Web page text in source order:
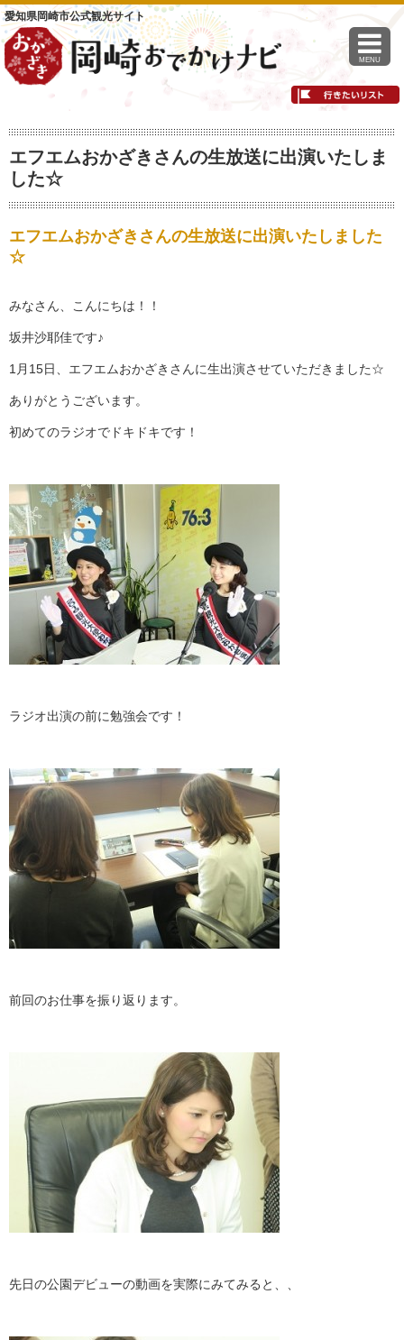
愛知県岡崎市公式観光サイト
MENU
エフエムおかざきさんの生放送に出演いたしま
した☆
エフエムおかざきさんの生放送に出演いたしました
☆
みなさん、こんにちは！！
坂井沙耶佳です♪
1月15日、エフエムおかざきさんに生出演させていただきました☆
ありがとうございます。
初めてのラジオでドキドキです！
ラジオ出演の前に勉強会です！
前回のお仕事を振り返ります。
先日の公園デビューの動画を実際にみてみると、、